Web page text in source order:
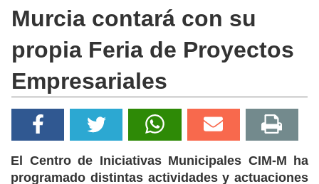
Murcia contará con su
propia Feria de Proyectos
Empresariales
El Centro de Iniciativas Municipales CIM-M ha
programado distintas actividades y actuaciones